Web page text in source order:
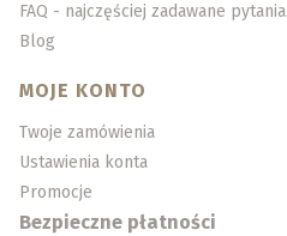
FAQ - najczęściej zadawane pytania
Blog
MOJE KONTO
Twoje zamówienia
Ustawienia konta
Promocje
Bezpieczne płatności